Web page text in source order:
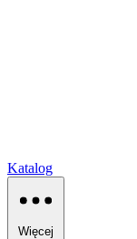
Katalog
Więcej